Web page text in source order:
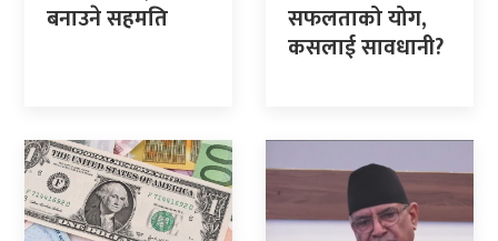
बनाउने सहमति सफलताको योग,
कसलाई सावधानी?